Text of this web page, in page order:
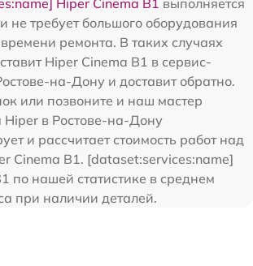
не требует большого оборудования
ремонта. В таких случаях
Hiper Cinema B1 в сервис-
на-Дону и доставит обратно.
или позвоните и наш мастер
Hiper в Ростове-на-Дону
и рассчитает стоимость работ над
Cinema B1. [dataset:services:name]
по нашей статистике в среднем
при наличии деталей.